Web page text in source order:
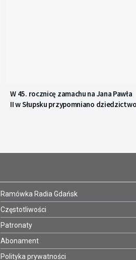
W 45. rocznicę zamachu na Jana Pawła
II w Słupsku przypomniano
Ramówka Radia Gdańsk
Częstotliwości
Patronaty
Abonament
Polityka prywatności